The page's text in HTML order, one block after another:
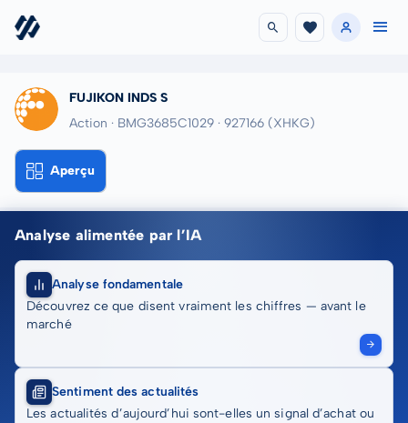
FUJIKON INDS S
Action · BMG3685C1029 · 927166 (XHKG)
Aperçu
Analyse alimentée par l’IA
Analyse fondamentale
Découvrez ce que disent vraiment les chiffres — avant le
marché
Sentiment des actualités
Les actualités d’aujourd’hui sont-elles un signal d’achat ou